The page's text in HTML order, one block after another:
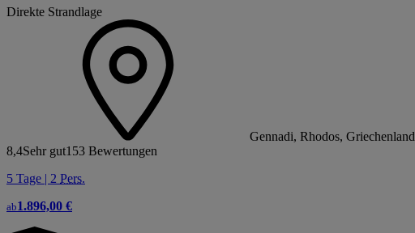
Direkte Strandlage
Gennadi, Rhodos, Griechenland
8,4Sehr gut153 Bewertungen
5 Tage | 2 Pers.
ab1.896,00 €